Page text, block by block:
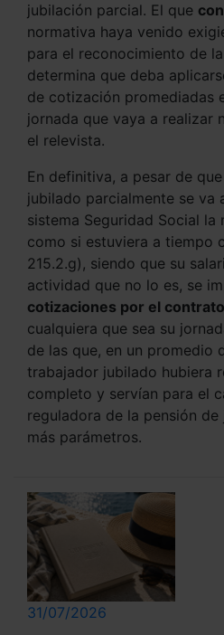
jubilación parcial. El que
normativa haya venido
para el reconocimiento de
determina que deba
de cotización promediadas
jornada que vaya a realizar
el relevista.
En definitiva, a pesar de
jubilado parcialmente se va
sistema Seguridad Social la
como si estuviera a tiempo
215.2.g), siendo que su
actividad que no lo es, se
cotizaciones por el
cualquiera que sea su
de las que, en un promedio
trabajador jubilado hubiera
completo y servían para el
reguladora de la pensión
más parámetros.
31/07/2026